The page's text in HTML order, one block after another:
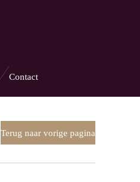
Contact
Terug naar vorige pagina